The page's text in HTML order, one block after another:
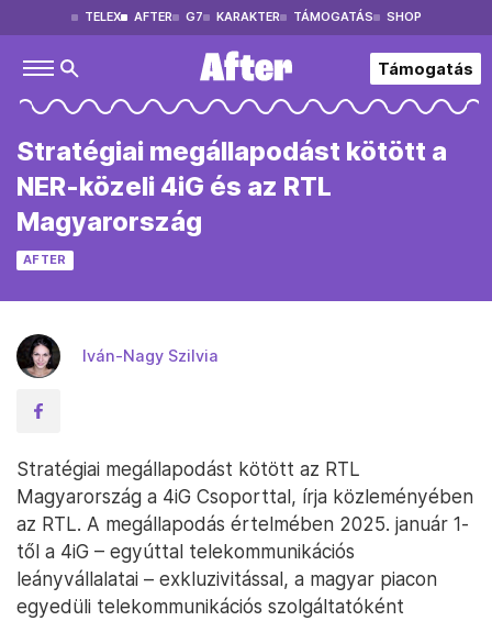
TELEX AFTER G7 KARAKTER TÁMOGATÁS SHOP
Támogatás
Stratégiai megállapodást kötött a
NER-közeli 4iG és az RTL
Magyarország
AFTER
Iván-Nagy Szilvia
Stratégiai megállapodást kötött az RTL
Magyarország a 4iG Csoporttal, írja közleményében
az RTL. A megállapodás értelmében 2025. január 1-
től a 4iG – egyúttal telekommunikációs
leányvállalatai – exkluzivitással, a magyar piacon
egyedüli telekommunikációs szolgáltatóként